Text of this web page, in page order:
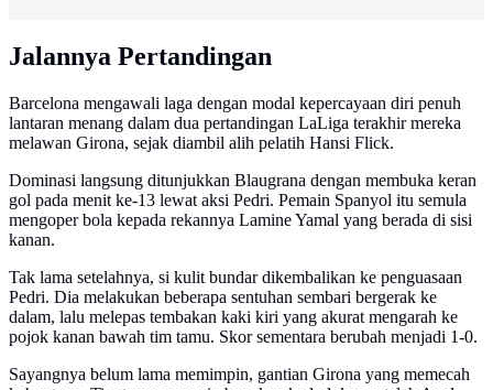
Jalannya Pertandingan
Barcelona mengawali laga dengan modal kepercayaan diri penuh
lantaran menang dalam dua pertandingan LaLiga terakhir mereka
melawan Girona, sejak diambil alih pelatih Hansi Flick.
Dominasi langsung ditunjukkan Blaugrana dengan membuka keran
gol pada menit ke-13 lewat aksi Pedri. Pemain Spanyol itu semula
mengoper bola kepada rekannya Lamine Yamal yang berada di sisi
kanan.
Tak lama setelahnya, si kulit bundar dikembalikan ke penguasaan
Pedri. Dia melakukan beberapa sentuhan sembari bergerak ke
dalam, lalu melepas tembakan kaki kiri yang akurat mengarah ke
pojok kanan bawah tim tamu. Skor sementara berubah menjadi 1-0.
Sayangnya belum lama memimpin, gantian Girona yang memecah